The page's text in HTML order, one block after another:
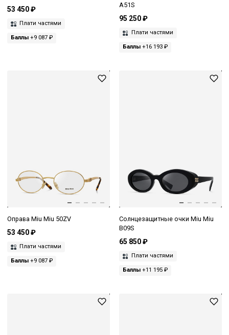
53 450 ₽
Плати частями
Баллы +9 087 ₽
A51S
95 250 ₽
Плати частями
Баллы+16 193 ₽
Оправа Miu Miu 50ZV
53 450 ₽
Плати частями
Баллы +9 087 ₽
Солнцезащитные очки Miu Miu
B09S
65 850 ₽
Плати частями
Баллы+11 195 ₽